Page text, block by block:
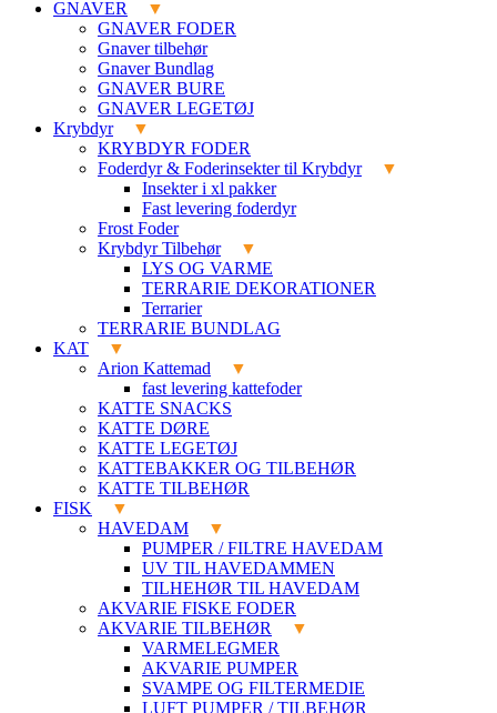
GNAVER
GNAVER FODER
Gnaver tilbehør
Gnaver Bundlag
GNAVER BURE
GNAVER LEGETØJ
Krybdyr
KRYBDYR FODER
Foderdyr & Foderinsekter til Krybdyr
Insekter i xl pakker
Fast levering foderdyr
Frost Foder
Krybdyr Tilbehør
LYS OG VARME
TERRARIE DEKORATIONER
Terrarier
TERRARIE BUNDLAG
KAT
Arion Kattemad
fast levering kattefoder
KATTE SNACKS
KATTE DØRE
KATTE LEGETØJ
KATTEBAKKER OG TILBEHØR
KATTE TILBEHØR
FISK
HAVEDAM
PUMPER / FILTRE HAVEDAM
UV TIL HAVEDAMMEN
TILHEHØR TIL HAVEDAM
AKVARIE FISKE FODER
AKVARIE TILBEHØR
VARMELEGMER
AKVARIE PUMPER
SVAMPE OG FILTERMEDIE
LUFT PUMPER / TILBEHØR